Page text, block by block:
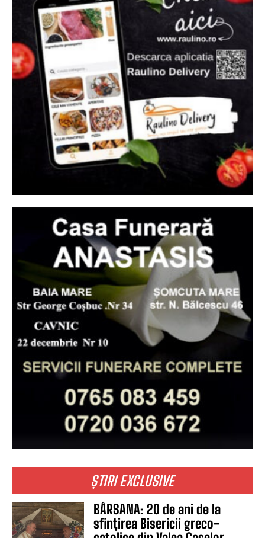
ȘTIRI EXCLUSIVE
BÂRSANA: 20 de ani de la
sfințirea Bisericii greco-